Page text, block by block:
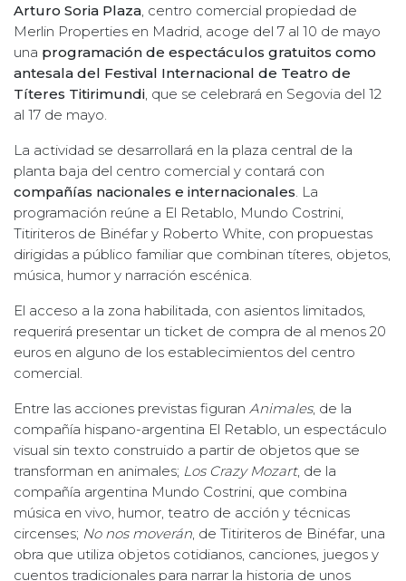
Arturo Soria Plaza , centro comercial propiedad de
Merlin Properties en Madrid, acoge del 7 al 10 de mayo
una programación de espectáculos gratuitos como
antesala del Festival Internacional de Teatro de
Títeres Titirimundi , que se celebrará en Segovia del 12
al 17 de mayo.
La actividad se desarrollará en la plaza central de la
planta baja del centro comercial y contará con
compañías nacionales e internacionales . La
programación reúne a El Retablo, Mundo Costrini,
Titiriteros de Binéfar y Roberto White, con propuestas
dirigidas a público familiar que combinan títeres, objetos,
música, humor y narración escénica.
El acceso a la zona habilitada, con asientos limitados,
requerirá presentar un ticket de compra de al menos 20
euros en alguno de los establecimientos del centro
comercial.
Entre las acciones previstas figuran Animales, de la
compañía hispano-argentina El Retablo, un espectáculo
visual sin texto construido a partir de objetos que se
transforman en animales; Los Crazy Mozart, de la
compañía argentina Mundo Costrini, que combina
música en vivo, humor, teatro de acción y técnicas
circenses; No nos moverán , de Titiriteros de Binéfar, una
obra que utiliza objetos cotidianos, canciones, juegos y
cuentos tradicionales para narrar la historia de unos